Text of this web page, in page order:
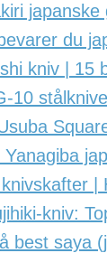
du
kniv | 15
10
Yanagiba
|
kniv:
best saya